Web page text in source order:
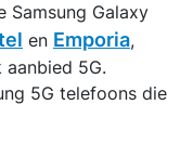
Samsung Galaxy
en Emporia,
5G.
5G telefoons die